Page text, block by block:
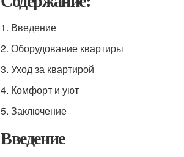
1. Введение
2. Оборудование квартиры
3. Уход за квартирой
4. Комфорт и уют
5. Заключение
Введение